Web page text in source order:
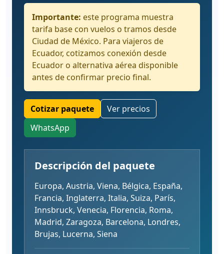
Importante: este programa muestra
tarifa base con vuelos o tramos desde
Ciudad de México. Para viajeros de
Ecuador, cotizamos conexión desde
Ecuador o alternativa aérea disponible
antes de confirmar precio final.
Cotizar paquete
Ver precios
WhatsApp
Descripción del paquete
Europa, Austria, Viena, Bélgica, España,
Francia, Inglaterra, Italia, Suiza, París,
Innsbruck, Venecia, Florencia, Roma,
Madrid, Zaragoza, Barcelona, Londres,
Brujas, Lucerna, Siena